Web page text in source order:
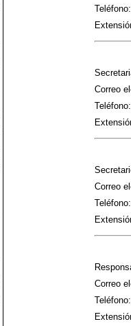
Teléfono:
Correo
Teléfono:
Correo
Teléfono:
Correo
Teléfono: